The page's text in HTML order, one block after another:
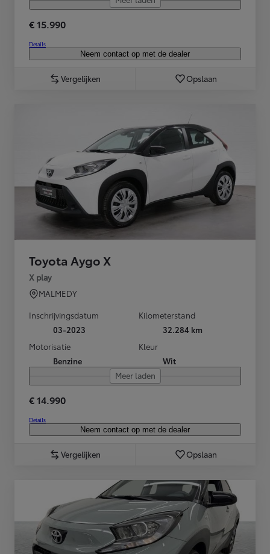
€ 15.990
Details
Neem contact op met de dealer
Vergelijken Opslaan
Toyota Aygo X
X play
MALMEDY
Inschrijvingsdatum
03-2023
Kilometerstand
32.284 km
Motorisatie
Benzine
Kleur
Wit
Meer laden
€ 14.990
Details
Neem contact op met de dealer
Vergelijken Opslaan